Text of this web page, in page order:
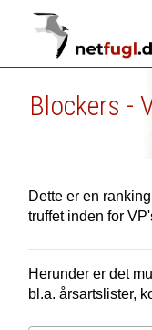
Blockers -
Dette er en
truffet inden for
Herunder er det
bl.a. årsartslister,